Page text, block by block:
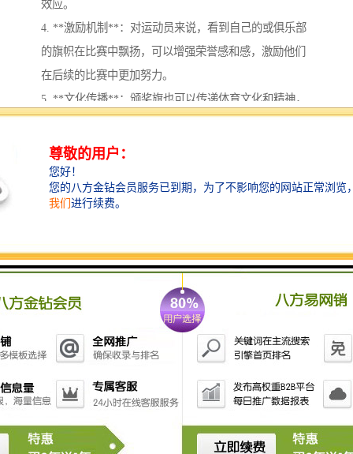
效应。
4. **激励机制**：对运动员来说，看到自己的或俱乐部
的旗帜在比赛中飘扬，可以增强荣誉感和感，激励他们
在后续的比赛中更加努力。
5. **文化传播**：颁奖旗也可以传递体育文化和精神，
和交流。
6. **纪念意义**：颁奖旗不仅是表彰的工具，还是运动
员生涯的重要纪念，获得的旗帜可以成为他们辉煌成就
的标志，更是承载着荣誉、文化和精神的重要元素。